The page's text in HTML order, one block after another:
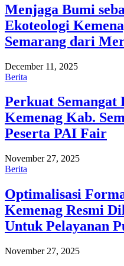
Menjaga Bumi
Ekoteologi
Semarang dari
December 11, 2025
Berita
Perkuat
Kemenag Kab.
Peserta PAI Fair
November 27, 2025
Berita
Optimalisasi
Kemenag Resmi
Untuk Pelayanan
November 27, 2025